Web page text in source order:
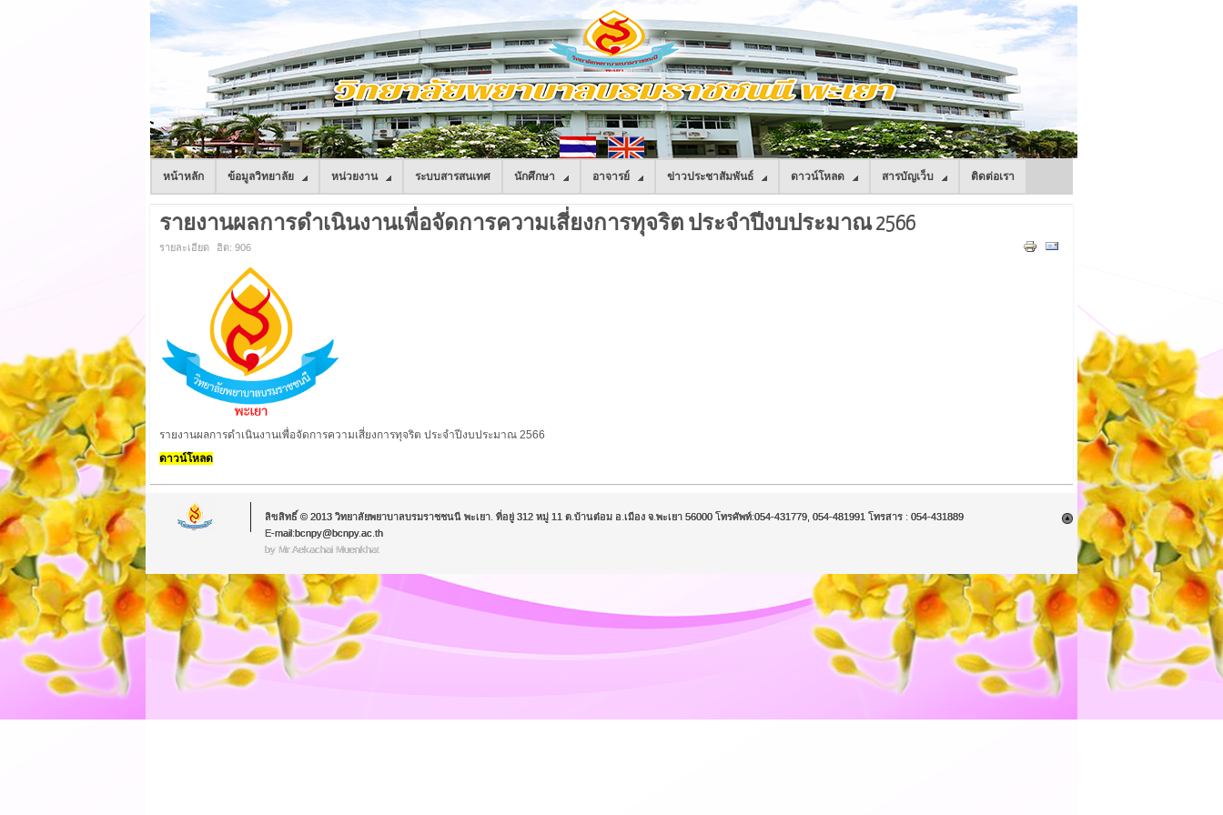
หน้าหลัก ข้อมูลวิทยาลัย หน่วยงาน ระบบสารสนเทศ นักศึกษา อาจารย์ ข่าวประชาสัมพันธ์ ดาวน์โหลด สารบัญเว็บ ติดต่อเรา
รายงานผลการดำเนินงานเพื่อจัดการความเสี่ยงการทุจริต ประจำปีงบประมาณ 2566
รายละเอียด ฮิต: 906
รายงานผลการดำเนินงานเพื่อจัดการความเสี่ยงการทุจริต ประจำปีงบประมาณ 2566
ดาวน์โหลด
ลิขสิทธิ์ © 2013 วิทยาลัยพยาบาลบรมราชชนนี พะเยา. ที่อยู่ 312 หมู่ 11 ต.บ้านต๋อม อ.เมือง จ.พะเยา 56000 โทรศัพท์:054-431779, 054-481991 โทรสาร : 054-431889
E-mail:bcnpy@bcnpy.ac.th
by Mr.Aekachai Muenkhat